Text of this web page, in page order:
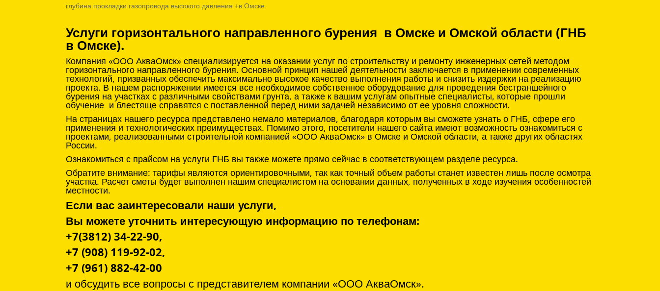
глубина прокладки газопровода высокого давления +в Омске
Услуги горизонтального направленного бурения в Омске и Омской области (ГНБ
в Омске).
Компания «ООО АкваОмск» специализируется на оказании услуг по строительству и ремонту инженерных сетей методом
горизонтального направленного бурения. Основной принцип нашей деятельности заключается в применении современных
технологий, призванных обеспечить максимально высокое качество выполнения работы и снизить издержки на реализацию
проекта. В нашем распоряжении имеется все необходимое собственное оборудование для проведения бестраншейного
бурения на участках с различными свойствами грунта, а также к вашим услугам опытные специалисты, которые прошли
обучение и блестяще справятся с поставленной перед ними задачей независимо от ее уровня сложности.
На страницах нашего ресурса представлено немало материалов, благодаря которым вы сможете узнать о ГНБ, сфере его
применения и технологических преимуществах. Помимо этого, посетители нашего сайта имеют возможность ознакомиться с
проектами, реализованными строительной компанией «ООО АкваОмск» в Омске и Омской области, а также других областях
России.
Ознакомиться с прайсом на услуги ГНБ вы также можете прямо сейчас в соответствующем разделе ресурса.
Обратите внимание: тарифы являются ориентировочными, так как точный объем работы станет известен лишь после осмотра
участка. Расчет сметы будет выполнен нашим специалистом на основании данных, полученных в ходе изучения особенностей
местности.
Если вас заинтересовали наши услуги,
Вы можете уточнить интересующую информацию по телефонам:
+7(3812) 34-22-90,
+7 (908) 119-92-02,
+7 (961) 882-42-00
и обсудить все вопросы с представителем компании «ООО АкваОмск».